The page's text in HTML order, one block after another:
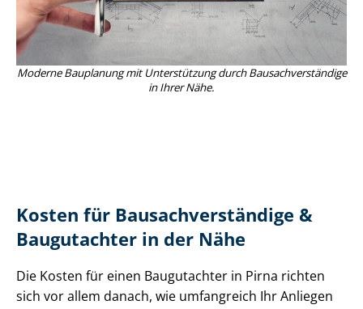
Moderne Bauplanung mit Unterstützung durch Bau­sach­ver­stän­di­ge
in Ihrer Nähe.
Kosten für Bau­sach­ver­stän­di­ge &
Baugutachter in der Nähe
Die Kosten für einen Baugutachter in Pirna richten
sich vor allem danach, wie umfangreich Ihr Anliegen